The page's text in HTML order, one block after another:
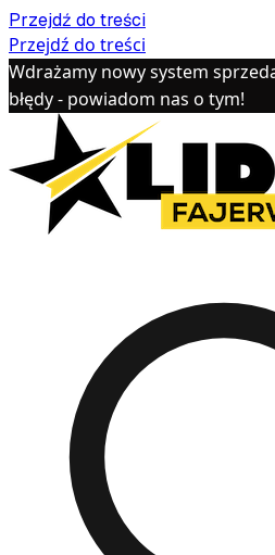
Przejdź do treści
Przejdź do treści
Wdrażamy nowy system
błędy - powiadom nas o tym!